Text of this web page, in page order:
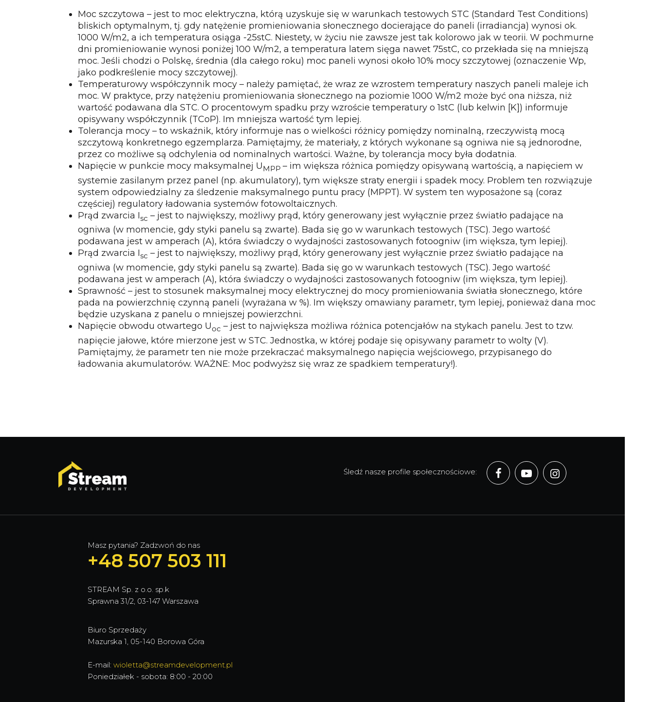
Moc szczytowa – jest to moc elektryczna, którą uzyskuje się w warunkach testowych STC (Standard Test Conditions)
bliskich optymalnym, tj. gdy natężenie promieniowania słonecznego docierające do paneli (irradiancja) wynosi ok.
1000 W/m2, a ich temperatura osiąga -25stC. Niestety, w życiu nie zawsze jest tak kolorowo jak w teorii. W pochmurne
dni promieniowanie wynosi poniżej 100 W/m2, a temperatura latem sięga nawet 75stC, co przekłada się na mniejszą
moc. Jeśli chodzi o Polskę, średnia (dla całego roku) moc paneli wynosi około 10% mocy szczytowej (oznaczenie Wp,
jako podkreślenie mocy szczytowej).
Temperaturowy współczynnik mocy – należy pamiętać, że wraz ze wzrostem temperatury naszych paneli maleje ich
moc. W praktyce, przy natężeniu promieniowania słonecznego na poziomie 1000 W/m2 może być ona niższa, niż
wartość podawana dla STC. O procentowym spadku przy wzroście temperatury o 1stC (lub kelwin [K]) informuje
opisywany współczynnik (TCoP). Im mniejsza wartość tym lepiej.
Tolerancja mocy – to wskaźnik, który informuje nas o wielkości różnicy pomiędzy nominalną, rzeczywistą mocą
szczytową konkretnego egzemplarza. Pamiętajmy, że materiały, z których wykonane są ogniwa nie są jednorodne,
przez co możliwe są odchylenia od nominalnych wartości. Ważne, by tolerancja mocy była dodatnia.
Napięcie w punkcie mocy maksymalnej UMPP – im większa różnica pomiędzy opisywaną wartością, a napięciem w
systemie zasilanym przez panel (np. akumulatory), tym większe straty energii i spadek mocy. Problem ten rozwiązuje
system odpowiedzialny za śledzenie maksymalnego puntu pracy (MPPT). W system ten wyposażone są (coraz
częściej) regulatory ładowania systemów fotowoltaicznych.
Prąd zwarcia Isc – jest to największy, możliwy prąd, który generowany jest wyłącznie przez światło padające na
ogniwa (w momencie, gdy styki panelu są zwarte). Bada się go w warunkach testowych (TSC). Jego wartość
podawana jest w amperach (A), która świadczy o wydajności zastosowanych fotoogniw (im większa, tym lepiej).
Prąd zwarcia Isc – jest to największy, możliwy prąd, który generowany jest wyłącznie przez światło padające na
ogniwa (w momencie, gdy styki panelu są zwarte). Bada się go w warunkach testowych (TSC). Jego wartość
podawana jest w amperach (A), która świadczy o wydajności zastosowanych fotoogniw (im większa, tym lepiej).
Sprawność – jest to stosunek maksymalnej mocy elektrycznej do mocy promieniowania światła słonecznego, które
pada na powierzchnię czynną paneli (wyrażana w %). Im większy omawiany parametr, tym lepiej, ponieważ dana moc
będzie uzyskana z panelu o mniejszej powierzchni.
Napięcie obwodu otwartego Uoc – jest to największa możliwa różnica potencjałów na stykach panelu. Jest to tzw.
napięcie jałowe, które mierzone jest w STC. Jednostka, w której podaje się opisywany parametr to wolty (V).
Pamiętajmy, że parametr ten nie może przekraczać maksymalnego napięcia wejściowego, przypisanego do
ładowania akumulatorów. WAŻNE: Moc podwyższ się wraz ze spadkiem temperatury!).
Śledź nasze profile społecznościowe:
Masz pytania? Zadzwoń do nas
+48 507 503 111
STREAM Sp. z o.o. sp.k
Sprawna 31/2, 03-147 Warszawa
Biuro Sprzedaży
Mazurska 1, 05-140 Borowa Góra
E-mail: wioletta@streamdevelopment.pl
Poniedziałek - sobota: 8:00 - 20:00